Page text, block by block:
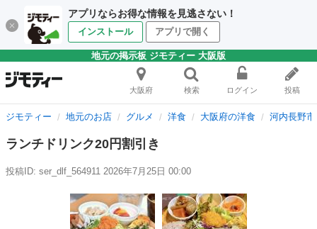
アプリならお得な情報を見逃さない！
インストール アプリで開く
地元の掲示板 ジモティー 大阪版
大阪府 検索 ログイン 投稿
ジモティー 地元のお店 グルメ 洋食 大阪府の洋食 河内長野
ランチドリンク20円割引き
投稿ID: ser_dlf_564911 2026年7月25日 00:00